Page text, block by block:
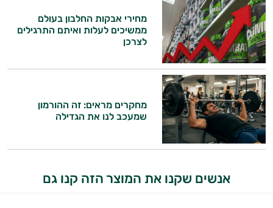
מחירי אבקות החלבון בעולם
ממשיכים לעלות ואיתם התרגילים
לצרכן
מחקרים מראים: זה ההורמון
שמעכב לנו את הגדילה
אנשים שקנו את המוצר הזה קנו גם
היי,
אני יועץ הבריאות האישי AI של טבע בריא.
התשובות שלי מבוססות על מאגרי מידע קליניים
וספרות מקצועית בתחומי הרפואה הטבעית
ותזונת הספורט.
התזונה ומוצרי הבריאות המדויקים למטרות